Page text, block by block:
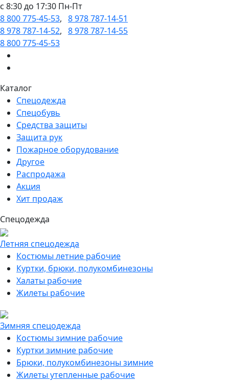
c 8:30 до 17:30 Пн-Пт
8 800 775-45-53, 8 978 787-14-51
8 978 787-14-52, 8 978 787-14-55
8 800 775-45-53
Каталог
Спецодежда
Спецобувь
Средства защиты
Защита рук
Пожарное оборудование
Другое
Распродажа
Акция
Хит продаж
Спецодежда
Летняя спецодежда
Костюмы летние рабочие
Куртки, брюки, полукомбинезоны
Халаты рабочие
Жилеты рабочие
Зимняя спецодежда
Костюмы зимние рабочие
Куртки зимние рабочие
Брюки, полукомбинезоны зимние
Жилеты утепленные рабочие